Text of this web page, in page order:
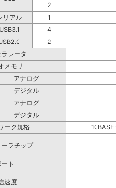
2
リアル
1
USB3.1
4
2
レータ
メモリ
アナログ
デジタル
アナログ
デジタル
ーク規格
ーラチップ
ート
速度